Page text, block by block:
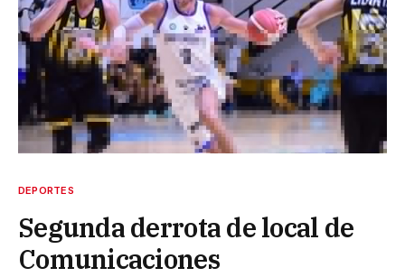
DEPORTES
Segunda derrota de local de
Comunicaciones